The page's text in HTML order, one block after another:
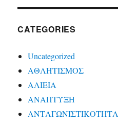
CATEGORIES
Uncategorized
ΑΘΛΗΤΙΣΜΟΣ
ΑΛΙΕΙΑ
ΑΝΑΠΤΥΞΗ
ΑΝΤΑΓΩΝΙΣΤΙΚΟΤΗΤΑ